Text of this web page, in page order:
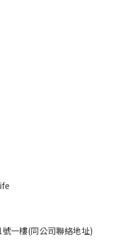
一樓(同公司聯絡地址)